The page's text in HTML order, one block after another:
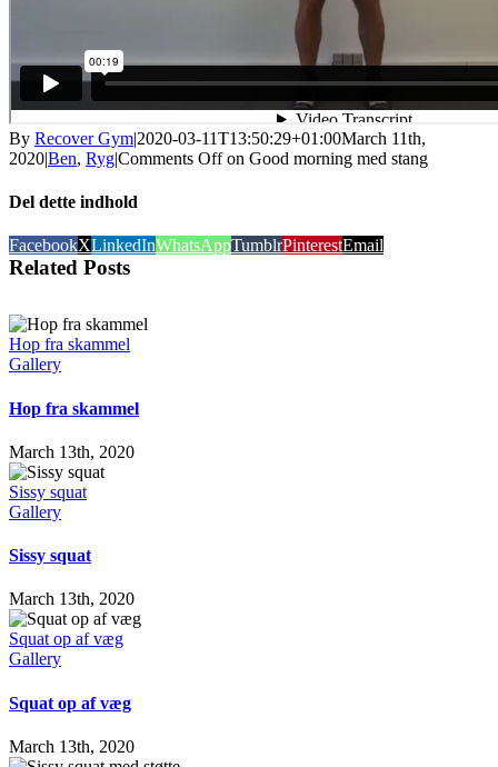
By Recover Gym|2020-03-11T13:50:29+01:00March 11th,
2020|Ben, Ryg|Comments Offon Good morning med stang
Del dette indhold
FacebookXLinkedInWhatsAppTumblrPinterestEmail
Related Posts
Hop fra skammel
Gallery
Hop fra skammel
March 13th, 2020
Sissy squat
Gallery
Sissy squat
March 13th, 2020
Squat op af væg
Gallery
Squat op af væg
March 13th, 2020